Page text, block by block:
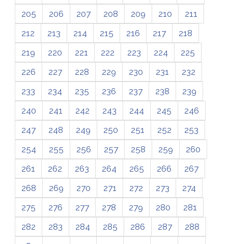
205
206 207 208 209 210
211
212
213 214 215 216 217
218
219
220 221 222 223 224
225
226
227 228 229 230 231
232
233
234 235 236 237 238
239
240
241 242 243 244 245
246
247
248 249 250 251 252
253
254
255 256 257 258 259
260
261
262 263 264 265 266
267
268
269 270 271 272 273
274
275
276 277 278 279 280
281
282
283 284 285 286 287
288